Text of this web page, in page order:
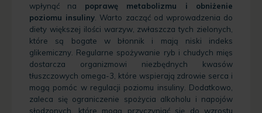
wpłynąć na poprawę metabolizmu i obniżenie
poziomu insuliny . Warto zacząć od wprowadzenia do
diety większej ilości warzyw, zwłaszcza tych zielonych,
które są bogate w błonnik i mają niski indeks
glikemiczny. Regularne spożywanie ryb i chudych mięs
dostarcza organizmowi niezbędnych kwasów
tłuszczowych omega-3, które wspierają zdrowie serca i
mogą pomóc w regulacji poziomu insuliny. Dodatkowo,
zaleca się ograniczenie spożycia alkoholu i napojów
słodzonych, które mogą przyczyniać się do wzrostu